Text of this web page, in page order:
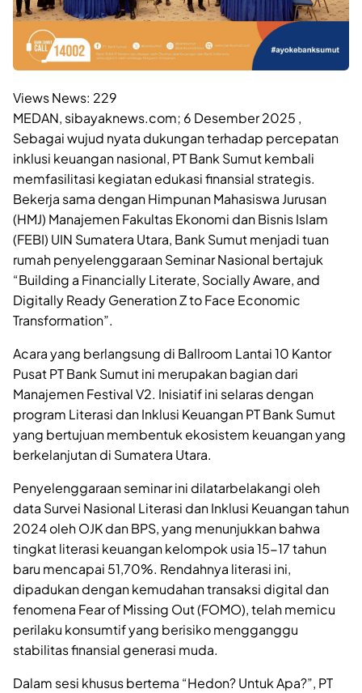
Views News: 229
MEDAN, sibayaknews.com; 6 Desember 2025 ,
Sebagai wujud nyata dukungan terhadap percepatan
inklusi keuangan nasional, PT Bank Sumut kembali
memfasilitasi kegiatan edukasi finansial strategis.
Bekerja sama dengan Himpunan Mahasiswa Jurusan
(HMJ) Manajemen Fakultas Ekonomi dan Bisnis Islam
(FEBI) UIN Sumatera Utara, Bank Sumut menjadi tuan
rumah penyelenggaraan Seminar Nasional bertajuk
“Building a Financially Literate, Socially Aware, and
Digitally Ready Generation Z to Face Economic
Transformation”.
Acara yang berlangsung di Ballroom Lantai 10 Kantor
Pusat PT Bank Sumut ini merupakan bagian dari
Manajemen Festival V2. Inisiatif ini selaras dengan
program Literasi dan Inklusi Keuangan PT Bank Sumut
yang bertujuan membentuk ekosistem keuangan yang
berkelanjutan di Sumatera Utara.
Penyelenggaraan seminar ini dilatarbelakangi oleh
data Survei Nasional Literasi dan Inklusi Keuangan tahun
2024 oleh OJK dan BPS, yang menunjukkan bahwa
tingkat literasi keuangan kelompok usia 15-17 tahun
baru mencapai 51,70%. Rendahnya literasi ini,
dipadukan dengan kemudahan transaksi digital dan
fenomena Fear of Missing Out (FOMO), telah memicu
perilaku konsumtif yang berisiko mengganggu
stabilitas finansial generasi muda.
Dalam sesi khusus bertema “Hedon? Untuk Apa?”, PT